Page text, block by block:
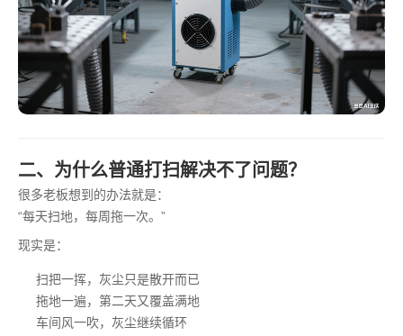
二、为什么普通打扫解决不了问题？
很多老板想到的办法就是：
“每天扫地，每周拖一次。”
现实是：
扫把一挥，灰尘只是散开而已
拖地一遍，第二天又覆盖满地
车间风一吹，灰尘继续循环